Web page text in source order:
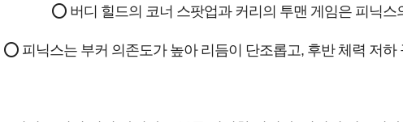
⭕ 버디 힐드의 코너 스팟업과 커리의 투맨 게임은 피닉
⭕ 피닉스는 부커 의존도가 높아 리듬이 단조롭고, 후반 체력 저